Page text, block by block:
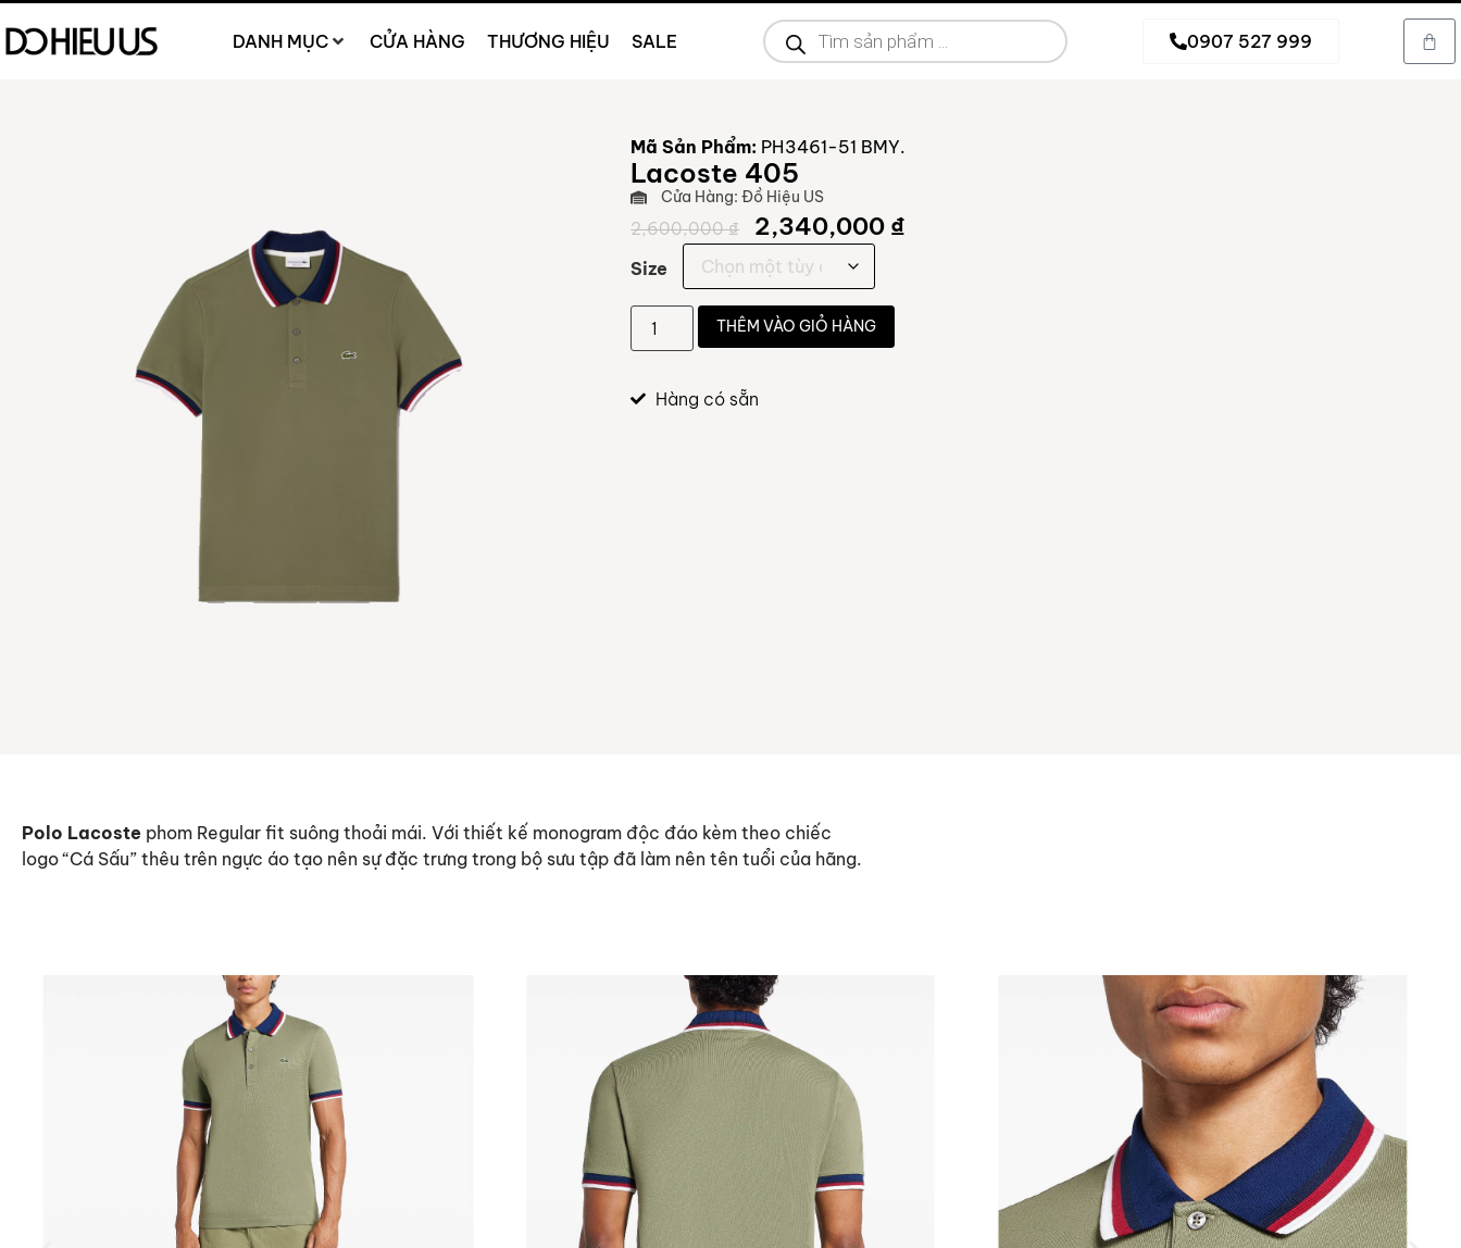
DANH MỤC CỬA HÀNG THƯƠNG HIỆU SALE 0907 527 999
Mã Sản Phẩm: PH3461-51 BMY.
Lacoste 405
Cửa Hàng: Đồ Hiệu US
2,600,000₫ 2,340,000 ₫
Size
THÊM VÀO GIỎ HÀNG
Hàng có sẵn
Polo Lacoste phom Regular fit suông thoải mái. Với thiết kế monogram độc đáo kèm theo chiếc
logo “Cá Sấu” thêu trên ngực áo tạo nên sự đặc trưng trong bộ sưu tập đã làm nên tên tuổi của hãng.